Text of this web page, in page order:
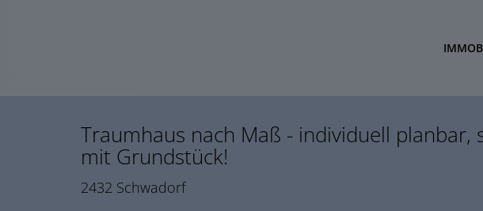
Traumhaus nach Maß - individuell planbar,
mit Grundstück!
2432 Schwadorf